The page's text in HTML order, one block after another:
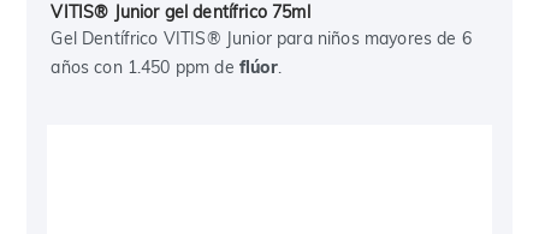
VITIS® Junior gel dentífrico 75ml
Gel Dentífrico VITIS® Junior para niños mayores de 6
años con 1.450 ppm de flúor.